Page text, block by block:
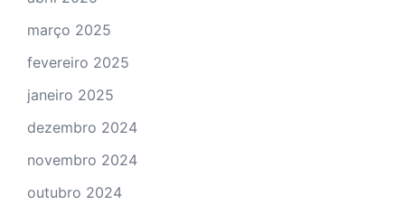
março 2025
fevereiro 2025
janeiro 2025
dezembro 2024
novembro 2024
outubro 2024